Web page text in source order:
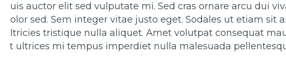
quis auctor elit sed vulputate mi. Sed cras ornare arcu dui
dolor sed. Sem integer vitae justo eget. Sodales ut etiam
ultricies tristique nulla aliquet. Amet volutpat consequat
at ultrices mi tempus imperdiet nulla malesuada